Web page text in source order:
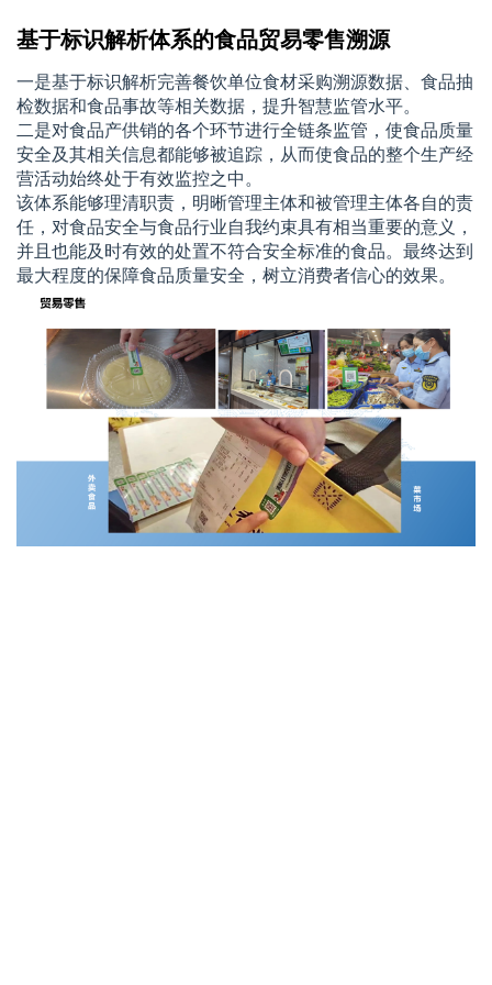
基于标识解析体系的食品贸易零售溯源
一是基于标识解析完善餐饮单位食材采购溯源数据、食品抽
检数据和食品事故等相关数据，提升智慧监管水平。
二是对食品产供销的各个环节进行全链条监管，使食品质量
安全及其相关信息都能够被追踪，从而使食品的整个生产经
营活动始终处于有效监控之中。
该体系能够理清职责，明晰管理主体和被管理主体各自的责
任，对食品安全与食品行业自我约束具有相当重要的意义，
并且也能及时有效的处置不符合安全标准的食品。最终达到
最大程度的保障食品质量安全，树立消费者信心的效果。